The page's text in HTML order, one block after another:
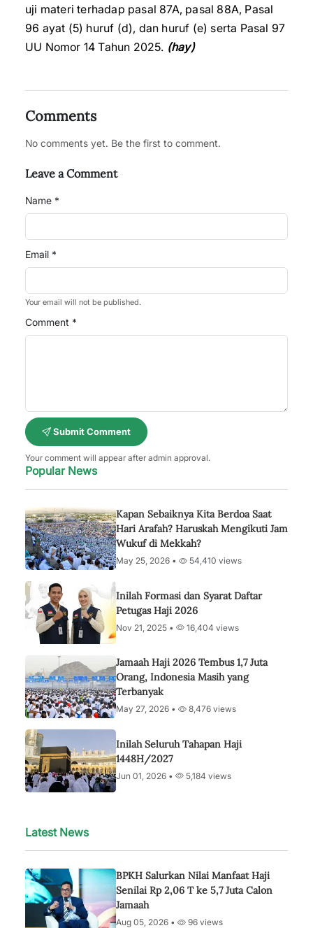
uji materi terhadap pasal 87A, pasal 88A, Pasal
96 ayat (5) huruf (d), dan huruf (e) serta Pasal 97
UU Nomor 14 Tahun 2025. (hay)
Comments
No comments yet. Be the first to comment.
Leave a Comment
Name *
Email *
Your email will not be published.
Comment *
Submit Comment
Your comment will appear after admin approval.
Popular News
Kapan Sebaiknya Kita Berdoa Saat
Hari Arafah? Haruskah Mengikuti Jam
Wukuf di Mekkah?
May 25, 2026 • 54,410 views
Inilah Formasi dan Syarat Daftar
Petugas Haji 2026
Nov 21, 2025 • 16,404 views
Jamaah Haji 2026 Tembus 1,7 Juta
Orang, Indonesia Masih yang
Terbanyak
May 27, 2026 • 8,476 views
Inilah Seluruh Tahapan Haji
1448H/2027
Jun 01, 2026 • 5,184 views
Latest News
BPKH Salurkan Nilai Manfaat Haji
Senilai Rp 2,06 T ke 5,7 Juta Calon
Jamaah
Aug 05, 2026 • 96 views